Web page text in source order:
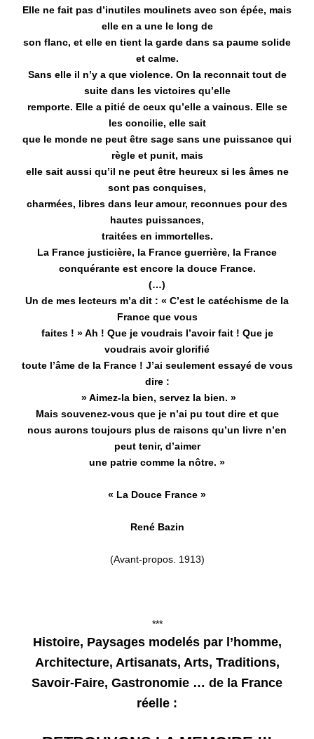
Elle ne fait pas d’inutiles moulinets avec son épée, mais
elle en a une le long de
son flanc, et elle en tient la garde dans sa paume solide
et calme.
Sans elle il n’y a que violence. On la reconnait tout de
suite dans les victoires qu’elle
remporte. Elle a pitié de ceux qu’elle a vaincus. Elle se
les concilie, elle sait
que le monde ne peut être sage sans une puissance qui
règle et punit, mais
elle sait aussi qu’il ne peut être heureux si les âmes ne
sont pas conquises,
charmées, libres dans leur amour, reconnues pour des
hautes puissances,
traitées en immortelles.
La France justicière, la France guerrière, la France
conquérante est encore la douce France.
(…)
Un de mes lecteurs m’a dit : « C’est le catéchisme de la
France que vous
faites ! » Ah ! Que je voudrais l’avoir fait ! Que je
voudrais avoir glorifié
toute l’âme de la France ! J’ai seulement essayé de vous
dire :
» Aimez-la bien, servez la bien. »
Mais souvenez-vous que je n’ai pu tout dire et que
nous aurons toujours plus de raisons qu’un livre n’en
peut tenir, d’aimer
une patrie comme la nôtre. »
« La Douce France »
René Bazin
(Avant-propos. 1913)
***
Histoire, Paysages modelés par l’homme,
Architecture, Artisanats, Arts, Traditions,
Savoir-Faire, Gastronomie … de la France
réelle :